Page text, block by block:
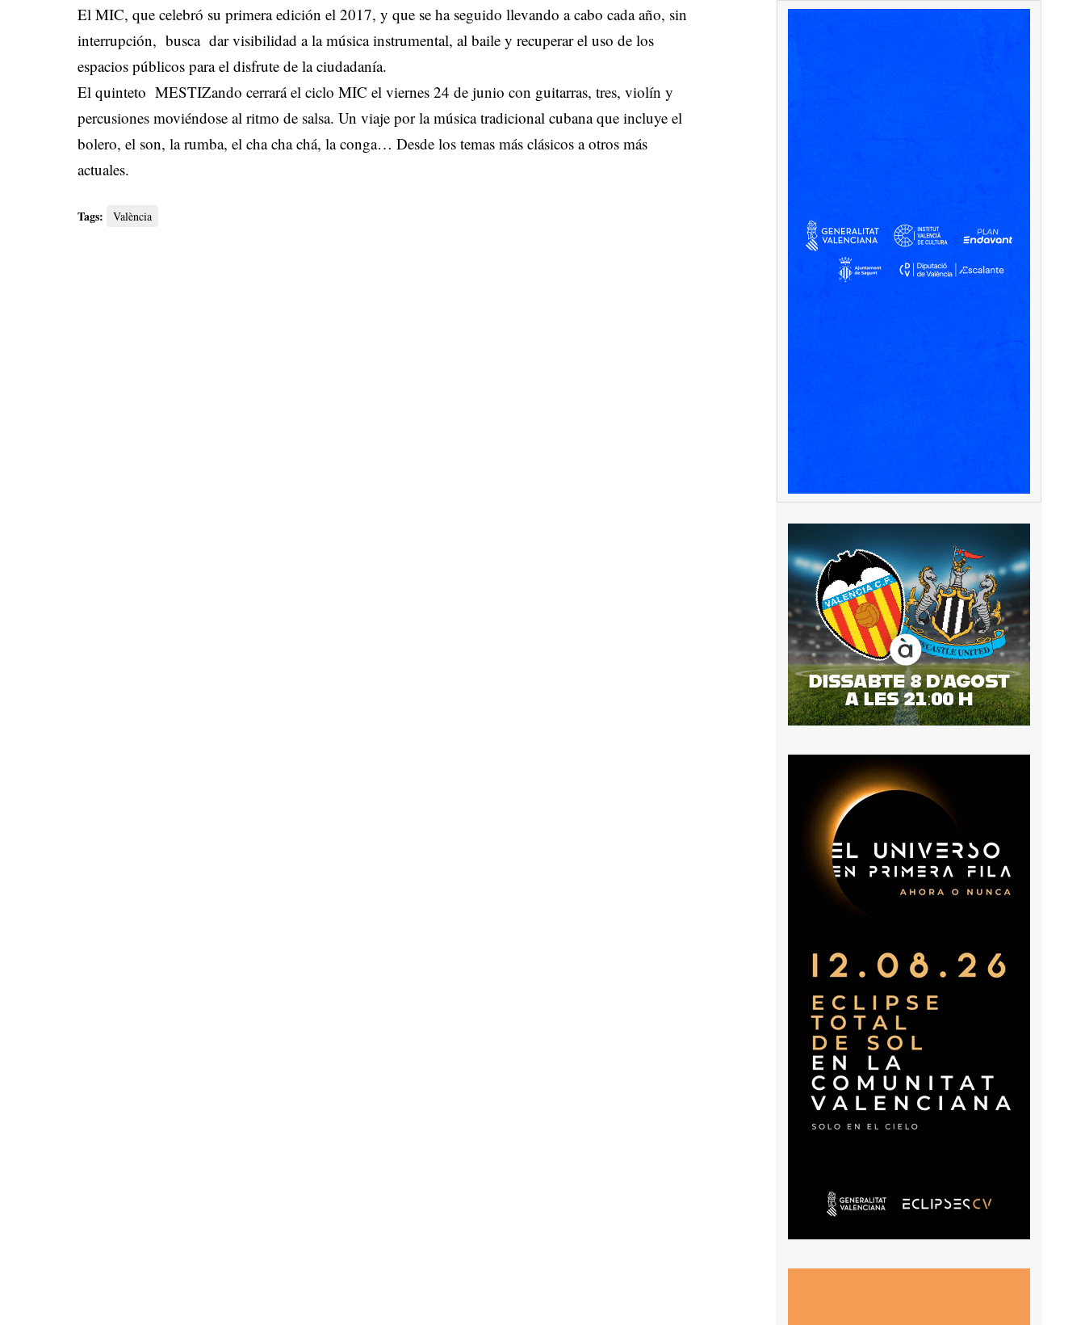
El MIC, que celebró su primera edición el 2017, y que se ha seguido llevando a cabo cada año, sin
interrupción, busca dar visibilidad a la música instrumental, al baile y recuperar el uso de los
espacios públicos para el disfrute de la ciudadanía.
El quinteto MESTIZando cerrará el ciclo MIC el viernes 24 de junio con guitarras, tres, violín y
percusiones moviéndose al ritmo de salsa. Un viaje por la música tradicional cubana que incluye el
bolero, el son, la rumba, el cha cha chá, la conga… Desde los temas más clásicos a otros más
actuales.
Tags: València